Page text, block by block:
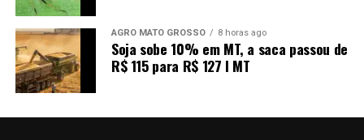
AGRO MATO GROSSO 8 horas ago
Soja sobe 10% em MT, a saca passou de
R$ 115 para R$ 127 I MT